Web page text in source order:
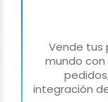
Vende tus
mundo
integración